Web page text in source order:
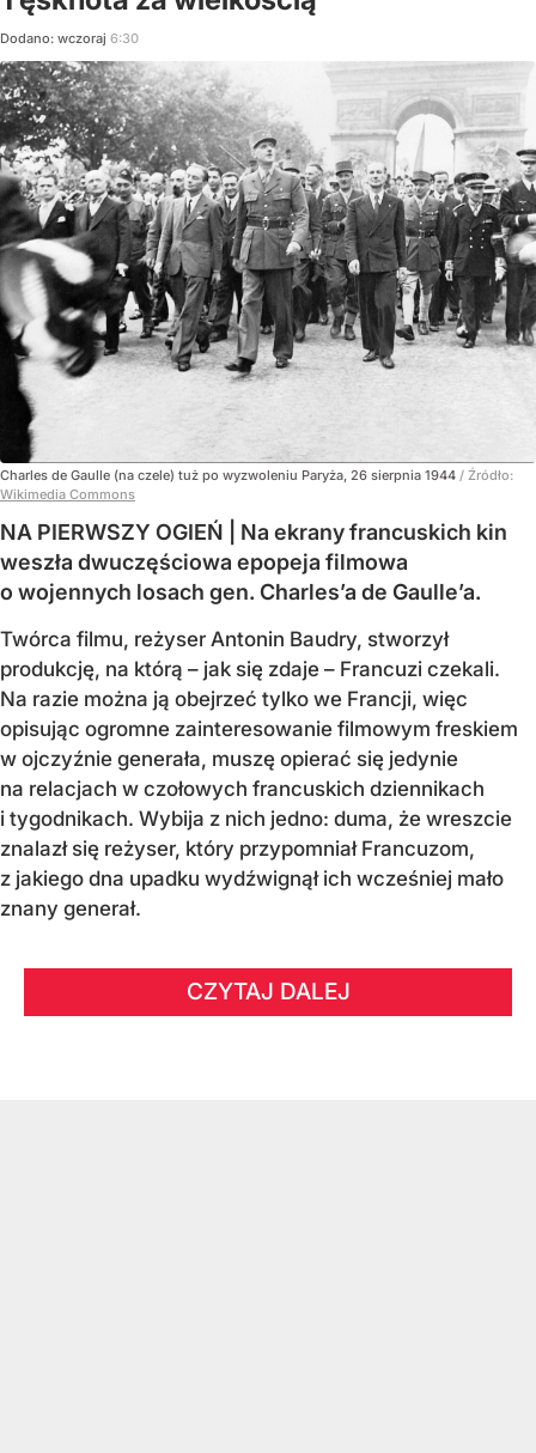
Dodano: wczoraj 6:30
Charles de Gaulle (na czele) tuż po wyzwoleniu Paryża, 26 sierpnia 1944 / Źródło:
Wikimedia Commons
NA PIERWSZY OGIEŃ | Na ekrany francuskich kin
weszła dwuczęściowa epopeja filmowa
o wojennych losach gen. Charles’a de Gaulle’a.
Twórca filmu, reżyser Antonin Baudry, stworzył
produkcję, na którą – jak się zdaje – Francuzi czekali.
Na razie można ją obejrzeć tylko we Francji, więc
opisując ogromne zainteresowanie filmowym freskiem
w ojczyźnie generała, muszę opierać się jedynie
na relacjach w czołowych francuskich dziennikach
i tygodnikach. Wybija z nich jedno: duma, że wreszcie
znalazł się reżyser, który przypomniał Francuzom,
z jakiego dna upadku wydźwignął ich wcześniej mało
znany generał.
CZYTAJ DALEJ